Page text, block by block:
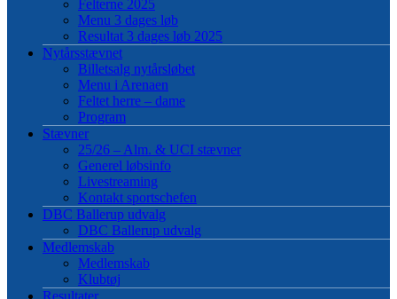
Felterne 2025
Menu 3 dages løb
Resultat 3 dages løb 2025
Nytårsstævnet
Billetsalg nytårsløbet
Menu i Arenaen
Feltet herre – dame
Program
Stævner
25/26 – Alm. & UCI stævner
Generel løbsinfo
Livestreaming
Kontakt sportschefen
DBC Ballerup udvalg
DBC Ballerup udvalg
Medlemskab
Medlemskab
Klubtøj
Resultater